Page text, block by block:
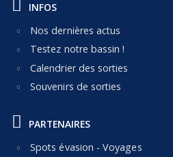
INFOS
Nos dernières actus
Testez notre bassin !
Calendrier des sorties
Souvenirs de sorties
PARTENAIRES
Spots évasion - Voyages